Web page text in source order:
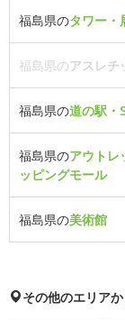
福島県のタワー・
福島県のアスレチ
福島県の道の駅・
福島県のアウトレ
ッピングモール
福島県の美術館
その他のエリア